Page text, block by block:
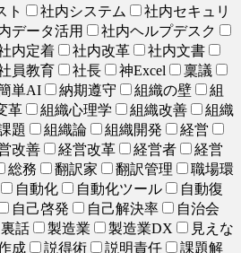
ト 社内システム
社内セキュリ
データ活用
社内ヘルプデスク
内定着 社内改革
社内文書
員教育 社長 神Excel
稟議
単AI 納期遵守 組織の壁
組
革 組織心理学 組織改善
組織
題 組織論 組織開発
経営
改善 経営改革 経営者
経営
総務 翻訳家 翻訳管理
職場環
自動化 自動化ツール
自動復
自己啓発 自己解決率
自治会
裏話 製造業 製造業DX
見えな
成 説得術 説明責任
課題解